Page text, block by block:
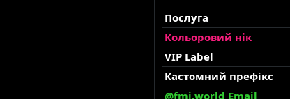
Послуга
Кольоровий нік
VIP Label
Кастомний префікс
@fmj.world Email